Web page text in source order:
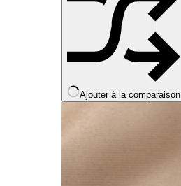
Ajouter à la comparaison